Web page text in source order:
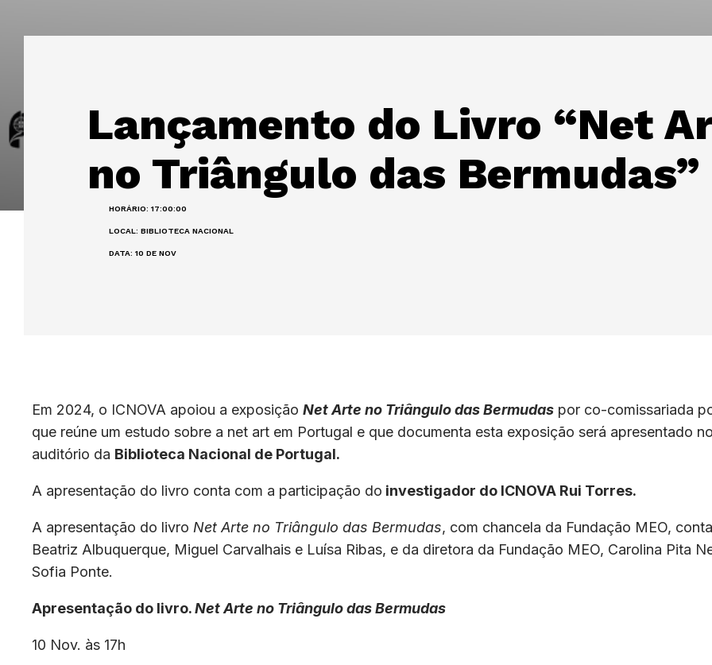
Lançamento do Livro “Net
no Triângulo das Bermudas”
HORÁRIO: 17:00:00
LOCAL: BIBLIOTECA NACIONAL
DATA: 10 DE NOV
Em 2024, o ICNOVA apoiou a exposição Net Arte no Triângulo das Bermudas por co-comissariada
que reúne um estudo sobre a net art em Portugal e que documenta esta exposição será apresentado
auditório da Biblioteca Nacional de Portugal.
A apresentação do livro conta com a participação do investigador do ICNOVA Rui Torres.
A apresentação do livro Net Arte no Triângulo das Bermudas, com chancela da Fundação MEO,
Beatriz Albuquerque, Miguel Carvalhais e Luísa Ribas, e da diretora da Fundação MEO, Carolina Pita
Sofia Ponte.
Apresentação do livro.Net Arte no Triângulo das Bermudas
10 Nov. às 17h